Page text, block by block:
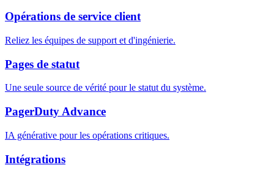
Opérations de service client
Reliez les équipes de support et d'ingénierie.
Pages de statut
Une seule source de vérité pour le statut du système.
PagerDuty Advance
IA générative pour les opérations critiques.
Intégrations